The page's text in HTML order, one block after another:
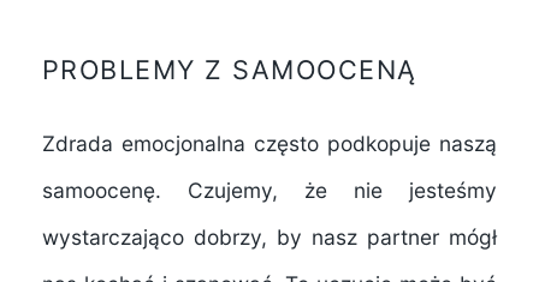
PROBLEMY Z SAMOOCENĄ
Zdrada emocjonalna często podkopuje naszą
samoocenę. Czujemy, że nie jesteśmy
wystarczająco dobrzy, by nasz partner mógł